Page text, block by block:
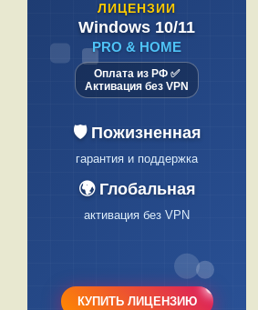
ЛИЦЕНЗИИ
Windows 10/11
PRO & HOME
Оплата из РФ ✅
Активация без VPN
💯 Только
индивидуальные ключи
📋 Официальный
чек по 54-ФЗ
КУПИТЬ ЛИЦЕНЗИЮ